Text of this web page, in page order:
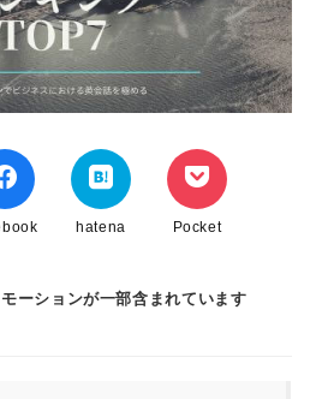
hatena Pocket
ーションが一部含まれています